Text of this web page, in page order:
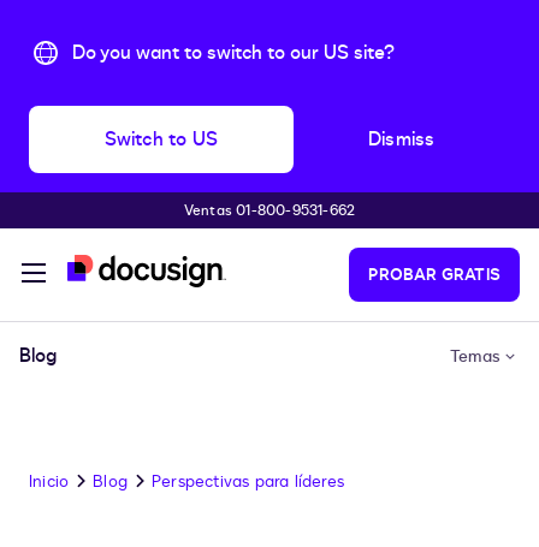
Do you want to switch to our US site?
Switch to US Dismiss
Accede al contenido principalVentas 01-800-9531-662
PROBAR GRATIS
Blog Temas
Inicio Blog Perspectivas para líderes